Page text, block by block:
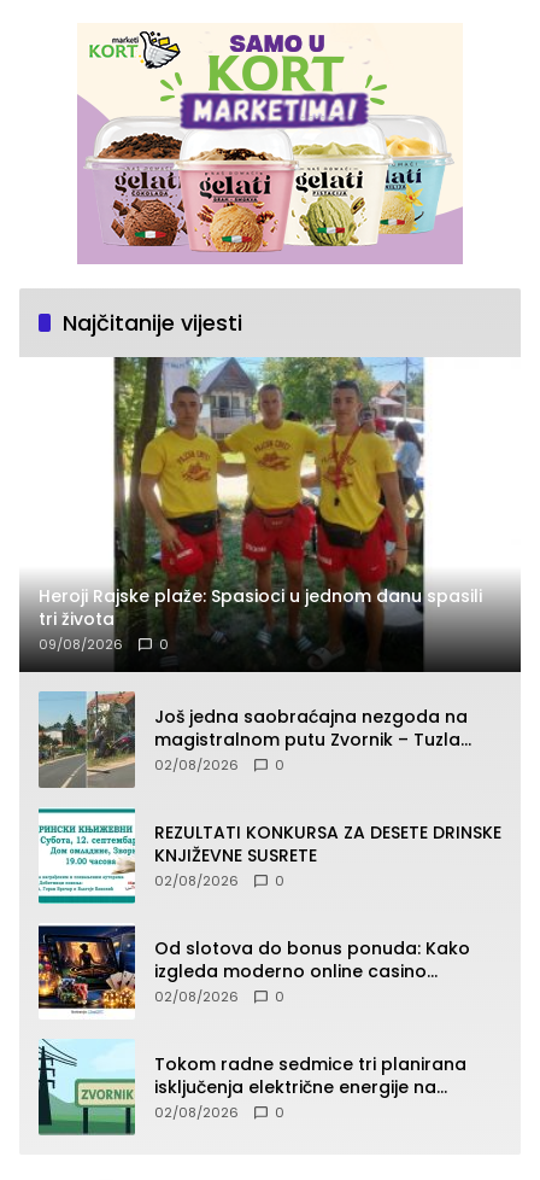
Najčitanije vijesti
Heroji Rajske plaže: Spasioci u jednom danu spasili
tri života
09/08/2026 0
Još jedna saobraćajna nezgoda na
magistralnom putu Zvornik – Tuzla
(FOTO)
02/08/2026 0
REZULTATI KONKURSA ZA DESETE DRINSKE
KNJIŽEVNE SUSRETE
02/08/2026 0
Od slotova do bonus ponuda: Kako
izgleda moderno online casino
iskustvo
02/08/2026 0
Tokom radne sedmice tri planirana
isključenja električne energije na
području TJ Zvornik
02/08/2026 0